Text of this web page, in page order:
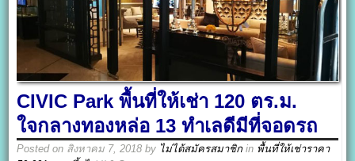
CIVIC Park พื้นที่ให้เช่า 120 ตร.ม.
ใจกลางทองหล่อ 13 ทำเลดีมีที่จอดรถ
Posted on สิงหาคม 7, 2018 by ไม่ได้สมัครสมาชิก in พื้นที่ให้เช่าราคา